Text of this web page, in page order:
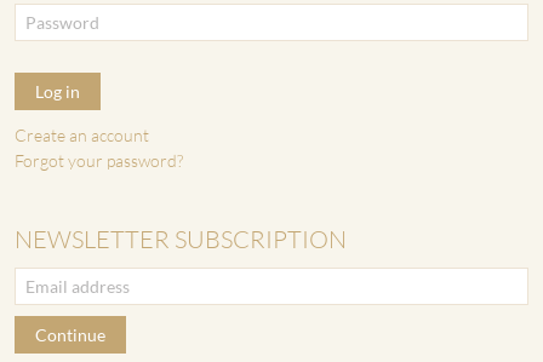
Log in
Create an account
Forgot your password?
NEWSLETTER SUBSCRIPTION
Continue